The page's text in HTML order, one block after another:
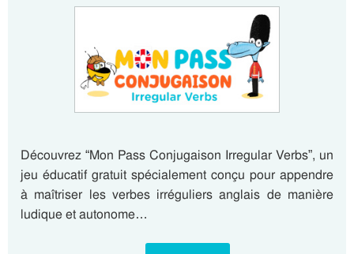
Découvrez “Mon Pass Conjugaison Irregular Verbs”, un
jeu éducatif gratuit spécialement conçu pour appendre
à maîtriser les verbes irréguliers anglais de manière
ludique et autonome…